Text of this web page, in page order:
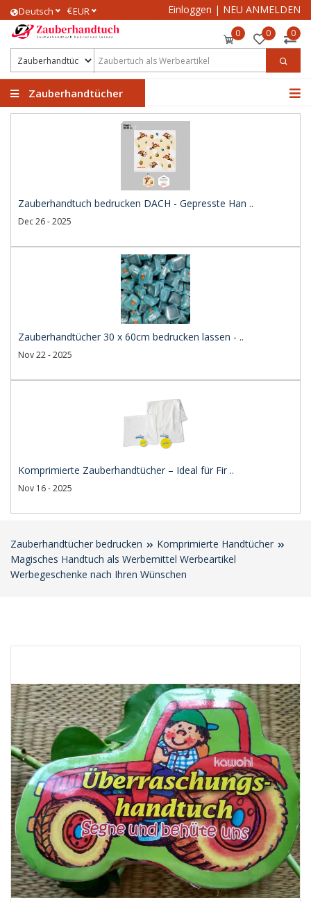
Deutsch €EUR Einloggen | NEU ANMELDEN
0 0 0
Zauberhandtücher
Zauberhandtuch bedrucken DACH - Gepresste Han ..
Dec 26 - 2025
Zauberhandtücher 30 x 60cm bedrucken lassen - ..
Nov 22 - 2025
Komprimierte Zauberhandtücher – Ideal für Fir ..
Nov 16 - 2025
Zauberhandtücher bedrucken
Komprimierte Handtücher
Magisches Handtuch als Werbemittel Werbeartikel
Werbegeschenke nach Ihren Wünschen